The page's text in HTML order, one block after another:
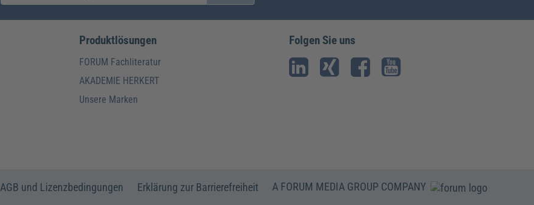
Produktlösungen
FORUM Fachliteratur
AKADEMIE HERKERT
Unsere Marken
Folgen Sie uns
AGB und Lizenzbedingungen Erklärung zur Barrierefreiheit A FORUM MEDIA GROUP COMPANY